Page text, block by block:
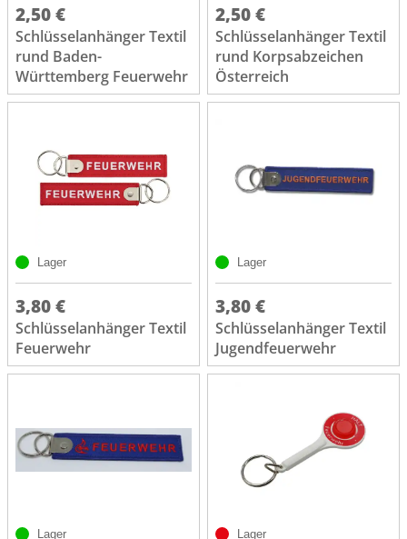
2,50 €
Schlüsselanhänger Textil
rund Baden-
Württemberg Feuerwehr
2,50 €
Schlüsselanhänger Textil
rund Korpsabzeichen
Österreich
Lager
3,80 €
Schlüsselanhänger Textil
Feuerwehr
Lager
3,80 €
Schlüsselanhänger Textil
Jugendfeuerwehr
Lager Lager